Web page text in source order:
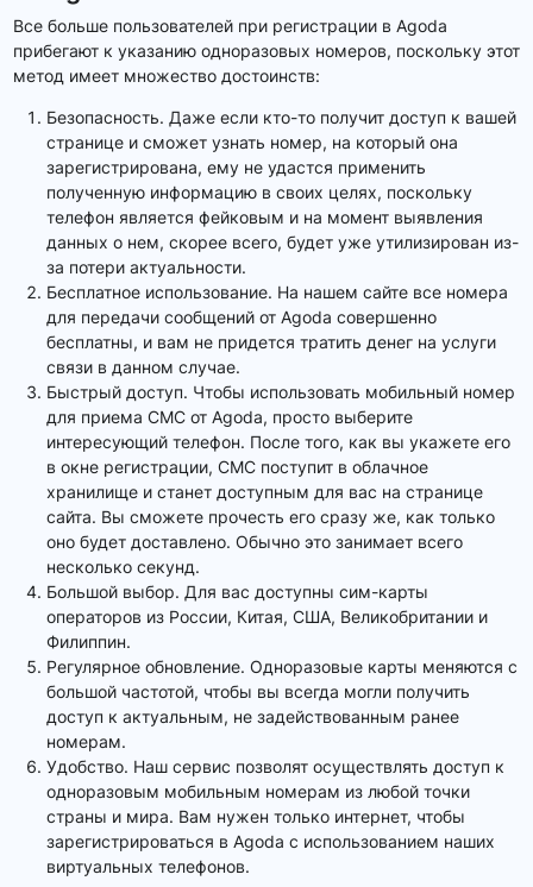
Все больше пользователей при регистрации в Agoda
прибегают к указанию одноразовых номеров, поскольку этот
метод имеет множество достоинств:
Безопасность. Даже если кто-то получит доступ к вашей
странице и сможет узнать номер, на который она
зарегистрирована, ему не удастся применить
полученную информацию в своих целях, поскольку
телефон является фейковым и на момент выявления
данных о нем, скорее всего, будет уже утилизирован из-
за потери актуальности.
Бесплатное использование. На нашем сайте все номера
для передачи сообщений от Agoda совершенно
бесплатны, и вам не придется тратить денег на услуги
связи в данном случае.
Быстрый доступ. Чтобы использовать мобильный номер
для приема СМС от Agoda, просто выберите
интересующий телефон. После того, как вы укажете его
в окне регистрации, СМС поступит в облачное
хранилище и станет доступным для вас на странице
сайта. Вы сможете прочесть его сразу же, как только
оно будет доставлено. Обычно это занимает всего
несколько секунд.
Большой выбор. Для вас доступны сим-карты
операторов из России, Китая, США, Великобритании и
Филиппин.
Регулярное обновление. Одноразовые карты меняются с
большой частотой, чтобы вы всегда могли получить
доступ к актуальным, не задействованным ранее
номерам.
Удобство. Наш сервис позволят осуществлять доступ к
одноразовым мобильным номерам из любой точки
страны и мира. Вам нужен только интернет, чтобы
зарегистрироваться в Agoda с использованием наших
виртуальных телефонов.